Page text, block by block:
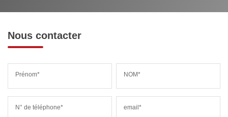
Nous contacter
Prénom* NOM*
N° de téléphone* email*